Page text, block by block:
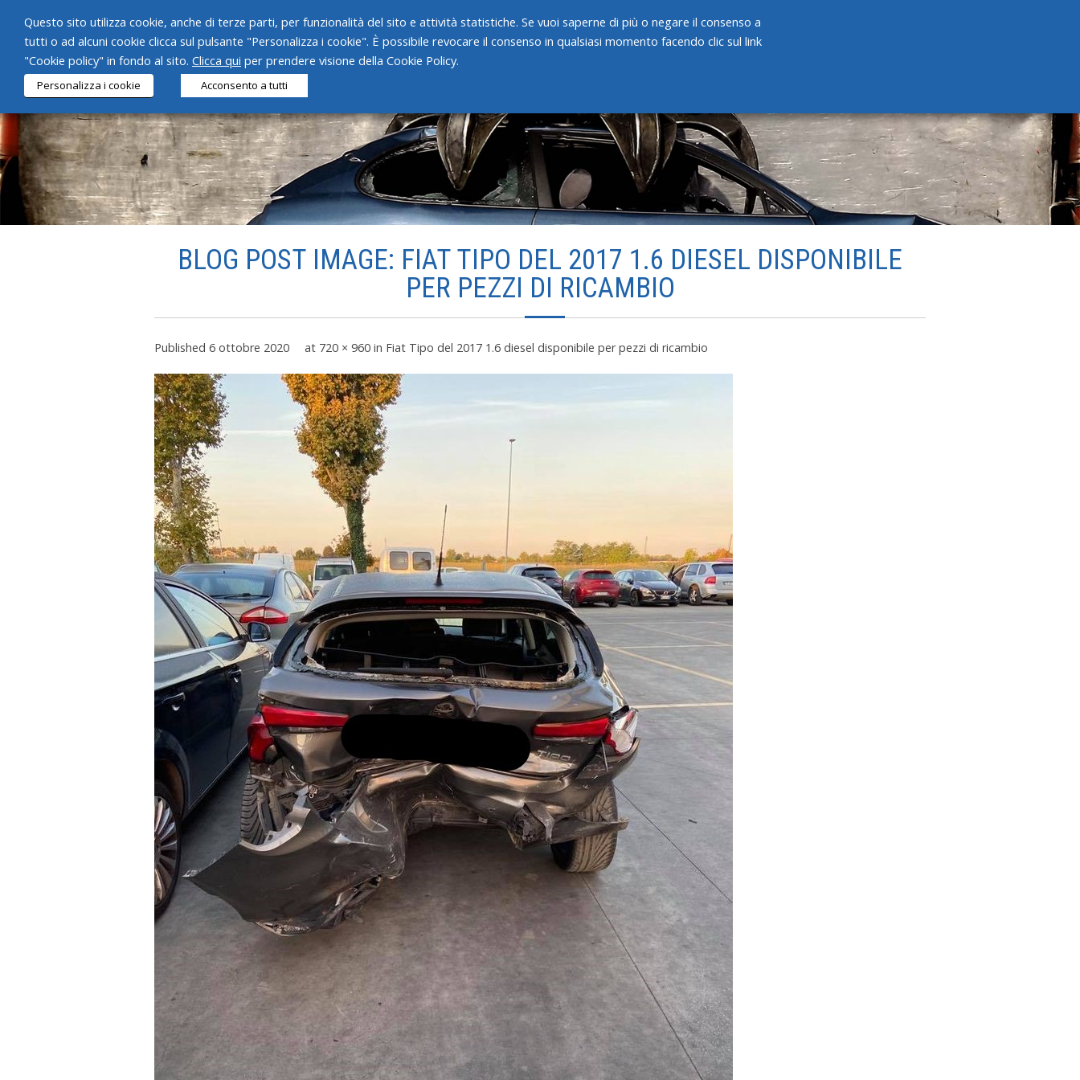
HOME CHI SIAMO SERVIZI PRODOTTI
BLOG POST IMAGE: FIAT TIPO DEL 2017 1.6 DIESEL DISPONIBILE
PER PEZZI DI RICAMBIO
Published 6 ottobre 2020 at 720 × 960 in Fiat Tipo del 2017 1.6 diesel disponibile per pezzi di ricambio
Questo sito utilizza cookie, anche di terze parti, per funzionalità del sito e attività statistiche. Se vuoi saperne di più o negare il consenso a
tutti o ad alcuni cookie clicca sul pulsante "Personalizza i cookie". È possibile revocare il consenso in qualsiasi momento facendo clic sul link
"Cookie policy" in fondo al sito. Clicca qui per prendere visione della Cookie Policy.
Personalizza i cookie Acconsento a tutti